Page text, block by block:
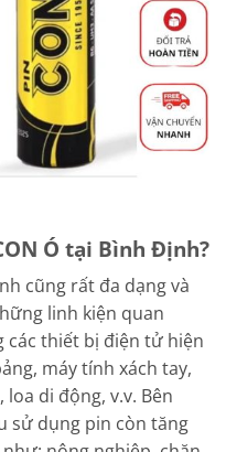
Ó tại Bình Định?
cũng rất đa dạng và
linh kiện quan
thiết bị điện tử hiện
máy tính xách tay,
di động, v.v. Bên
sử dụng pin còn tăng